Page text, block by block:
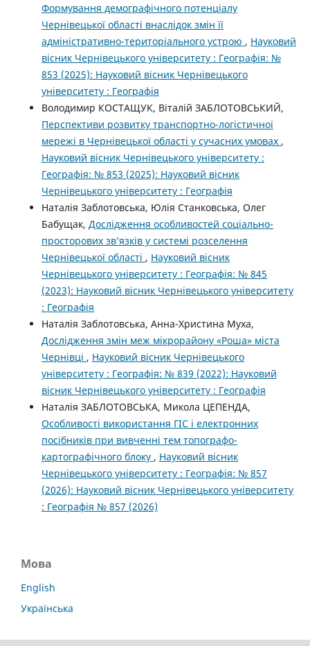
Формування демографічного потенціалу
Чернівецької області внаслідок змін її
адміністративно-територіального устрою , Науковий
вісник Чернівецького університету : Географія: №
853 (2025): Науковий вісник Чернівецького
університету : Географія
Володимир КОСТАЩУК, Віталій ЗАБЛОТОВСЬКИЙ,
Перспективи розвитку транспортно-логістичної
мережі в Чернівецької області у сучасних умовах ,
Науковий вісник Чернівецького університету :
Географія: № 853 (2025): Науковий вісник
Чернівецького університету : Географія
Наталія Заблотовська, Юлія Станковська, Олег
Бабущак, Дослідження особливостей соціально-
просторових зв’язків у системі розселення
Чернівецької області , Науковий вісник
Чернівецького університету : Географія: № 845
(2023): Науковий вісник Чернівецького університету
: Географія
Наталія Заблотовська, Анна-Христина Муха,
Дослідження змін меж мікрорайону «Роша» міста
Чернівці , Науковий вісник Чернівецького
університету : Географія: № 839 (2022): Науковий
вісник Чернівецького університету : Географія
Наталія ЗАБЛОТОВСЬКА, Микола ЦЕПЕНДА,
Особливості використання ГІС і електронних
посібників при вивченні тем топографо-
картографічного блоку , Науковий вісник
Чернівецького університету : Географія: № 857
(2026): Науковий вісник Чернівецького університету
: Географія № 857 (2026)
Мова
English
Українська